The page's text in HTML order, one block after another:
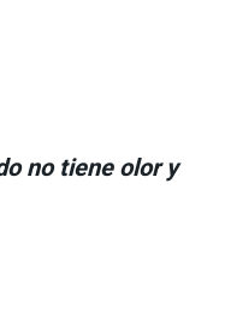
no tiene olor y